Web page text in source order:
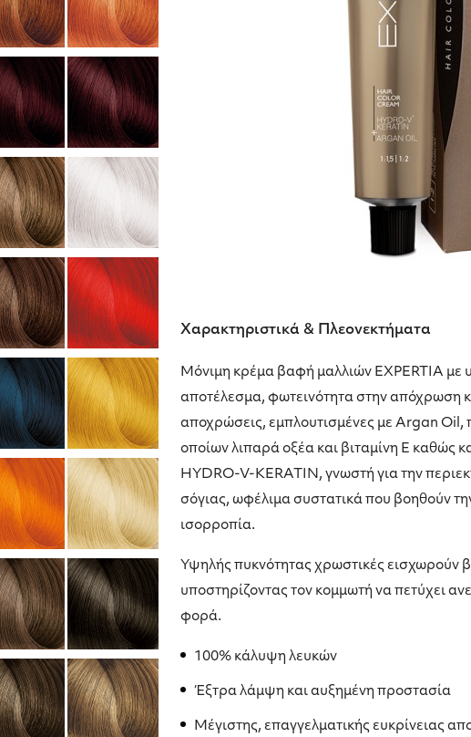
Χαρακτηριστικά & Πλεονεκτήματα
Μόνιμη κρέμα βαφή μαλλιών EXPERTIA
αποτέλεσμα, φωτεινότητα στην απόχρωση
αποχρώσεις, εμπλουτισμένες με Argan Oil,
οποίων λιπαρά οξέα και βιταμίνη Ε καθώς
HYDRO-V-KERATIN, γνωστή για την
σόγιας, ωφέλιμα συστατικά που βοηθούν
ισορροπία.
Υψηλής πυκνότητας χρωστικές εισχωρούν
υποστηρίζοντας τον κομμωτή να πετύχει
φορά.
100% κάλυψη λευκών
Έξτρα λάμψη και αυξημένη προστασία
Μέγιστης, επαγγελματικής ευκρίνειας